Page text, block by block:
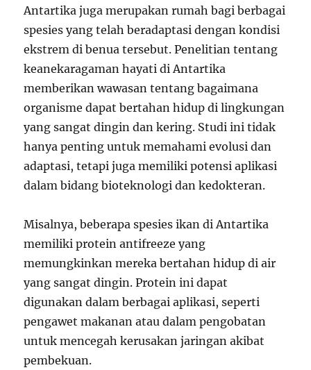
Antartika juga merupakan rumah bagi berbagai
spesies yang telah beradaptasi dengan kondisi
ekstrem di benua tersebut. Penelitian tentang
keanekaragaman hayati di Antartika
memberikan wawasan tentang bagaimana
organisme dapat bertahan hidup di lingkungan
yang sangat dingin dan kering. Studi ini tidak
hanya penting untuk memahami evolusi dan
adaptasi, tetapi juga memiliki potensi aplikasi
dalam bidang bioteknologi dan kedokteran.
Misalnya, beberapa spesies ikan di Antartika
memiliki protein antifreeze yang
memungkinkan mereka bertahan hidup di air
yang sangat dingin. Protein ini dapat
digunakan dalam berbagai aplikasi, seperti
pengawet makanan atau dalam pengobatan
untuk mencegah kerusakan jaringan akibat
pembekuan.